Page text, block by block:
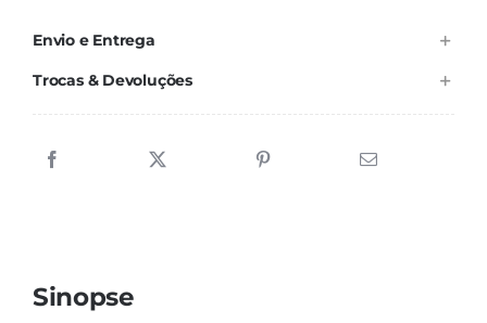
Envio e Entrega
Trocas & Devoluções
Sinopse